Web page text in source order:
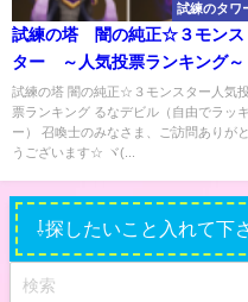
試練のタワ
試練の塔 闇の純正☆３モンス
ター ～人気投票ランキング～
試練の塔 闇の純正☆３モンスター人気
票ランキング るなデビル（自由でラッキ
ー） 召喚士のみなさま、ご訪問ありがと
うございます☆ ヾ(...
⇩探したいこと入れて下